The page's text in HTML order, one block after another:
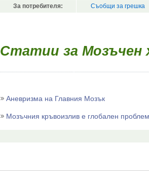
За потребителя: Съобщи за грешка
Статии за Мозъчен
Аневризма на Главния Мозък
Мозъчния кръвоизлив е глобален проблем